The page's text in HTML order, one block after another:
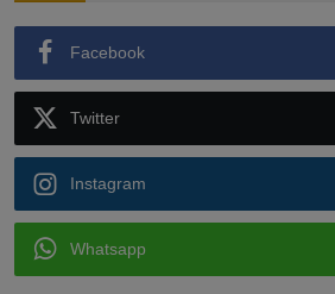
Facebook
Twitter
Instagram
Whatsapp